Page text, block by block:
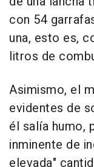
con 54
una, esto es,
litros de
Asimismo, el
evidentes de
él salía humo,
inminente de
elevada"